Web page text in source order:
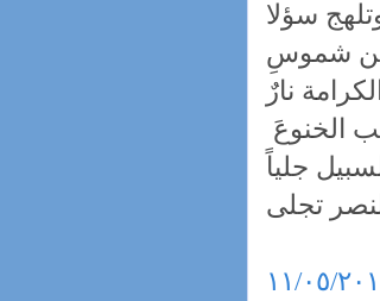
سؤلا
من شموسِ
الكرامة نارٌ
الخنوعَ
جلياً
تجلى
٠٥/٢٠١٥